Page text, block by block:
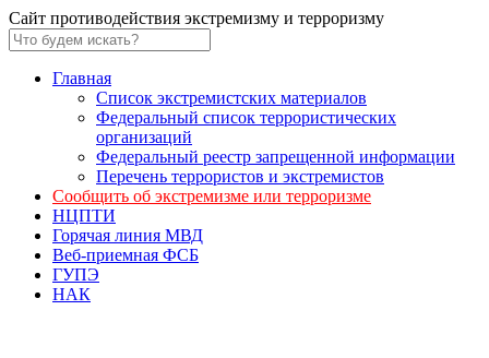
Сайт противодействия экстремизму и терроризму
Главная
Список экстремистских материалов
Федеральный список террористических
организаций
Федеральный реестр запрещенной информации
Перечень террористов и экстремистов
Сообщить об экстремизме или терроризме
НЦПТИ
Горячая линия МВД
Веб-приемная ФСБ
ГУПЭ
НАК